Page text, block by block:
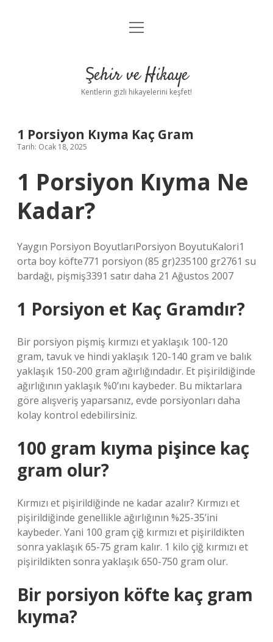
Anasayfa
Yasal Uyarı
menüyü
Şehir ve Hikaye
Kentlerin gizli hikayelerini keşfet!
1 Porsiyon Kıyma Kaç Gram
Tarih: Ocak 18, 2025
1 Porsiyon Kıyma Ne
Kadar?
Yaygın Porsiyon BoyutlarıPorsiyon BoyutuKalori1
orta boy köfte771 porsiyon (85 gr)235100 gr2761 su
bardağı, pişmiş3391 satır daha 21 Ağustos 2007
1 Porsiyon et Kaç Gramdır?
Bir porsiyon pişmiş kırmızı et yaklaşık 100-120
gram, tavuk ve hindi yaklaşık 120-140 gram ve balık
yaklaşık 150-200 gram ağırlığındadır. Et pişirildiğinde
ağırlığının yaklaşık %0’ını kaybeder. Bu miktarlara
göre alışveriş yaparsanız, evde porsiyonları daha
kolay kontrol edebilirsiniz.
100 gram kıyma pişince kaç
gram olur?
Kırmızı et pişirildiğinde ne kadar azalır? Kırmızı et
pişirildiğinde genellikle ağırlığının %25-35’ini
kaybeder. Yani 100 gram çiğ kırmızı et pişirildikten
sonra yaklaşık 65-75 gram kalır. 1 kilo çiğ kırmızı et
pişirildikten sonra yaklaşık 650-750 gram olur.
Bir porsiyon köfte kaç gram
kıyma?